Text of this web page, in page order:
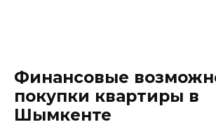
Финансовые
покупки квартиры в
Шымкенте